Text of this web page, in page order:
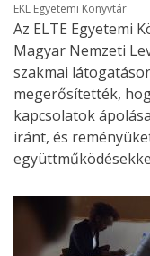
EKL Egyetemi Könyvtár
Az ELTE Egyetemi
Magyar Nemzeti
szakmai
megerősítették,
kapcsolatok
iránt, és